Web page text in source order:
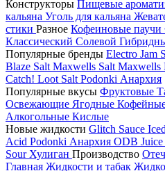
Конструкторы Пищевые
кальяна Уголь для кальяна
стики Разное Кофеиновые паучи
Классический Солевой
Популярные бренды Electro Jam
Blaze Salt Maxwells Salt Maxwells
Catch! Loot Salt Podonki Анархия
Популярные вкусы Фруктовые
Освежающие Ягодные
Алкогольные Кислые
Новые жидкости Glitch Sauce
Acid Podonki Анархия ODB Juice
Sour Хулиган Производство
Главная Жидкости и табак